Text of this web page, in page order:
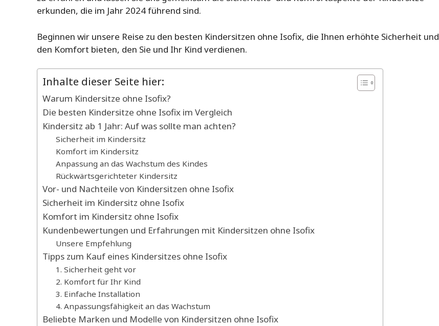
erkunden, die im Jahr 2024 führend sind.
Beginnen wir unsere Reise zu den besten Kindersitzen ohne Isofix, die Ihnen erhöhte Sicherheit und
den Komfort bieten, den Sie und Ihr Kind verdienen.
Inhalte dieser Seite hier:
Warum Kindersitze ohne Isofix?
Die besten Kindersitze ohne Isofix im Vergleich
Kindersitz ab 1 Jahr: Auf was sollte man achten?
Sicherheit im Kindersitz
Komfort im Kindersitz
Anpassung an das Wachstum des Kindes
Rückwärtsgerichteter Kindersitz
Vor- und Nachteile von Kindersitzen ohne Isofix
Sicherheit im Kindersitz ohne Isofix
Komfort im Kindersitz ohne Isofix
Kundenbewertungen und Erfahrungen mit Kindersitzen ohne Isofix
Unsere Empfehlung
Tipps zum Kauf eines Kindersitzes ohne Isofix
1. Sicherheit geht vor
2. Komfort für Ihr Kind
3. Einfache Installation
4. Anpassungsfähigkeit an das Wachstum
Beliebte Marken und Modelle von Kindersitzen ohne Isofix